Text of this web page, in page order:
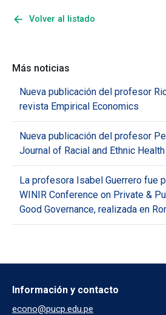
Más noticias
Nueva publicación del profesor
revista Empirical Economics
Nueva publicación del profesor
Journal of Racial and Ethnic
La profesora Isabel Guerrero fue
WINIR Conference on Private &
Good Governance, realizada en
arrow_back Volver al listado
Información y contacto
econo@pucp.edu.pe